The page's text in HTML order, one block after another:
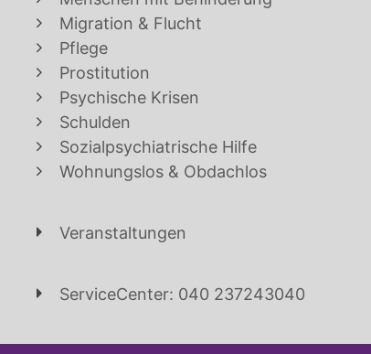
Migration & Flucht
Pflege
Prostitution
Psychische Krisen
Schulden
Sozialpsychiatrische Hilfe
Wohnungslos & Obdachlos
Veranstaltungen
ServiceCenter: 040 237243040